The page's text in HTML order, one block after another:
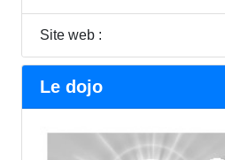
Site web :
Le dojo